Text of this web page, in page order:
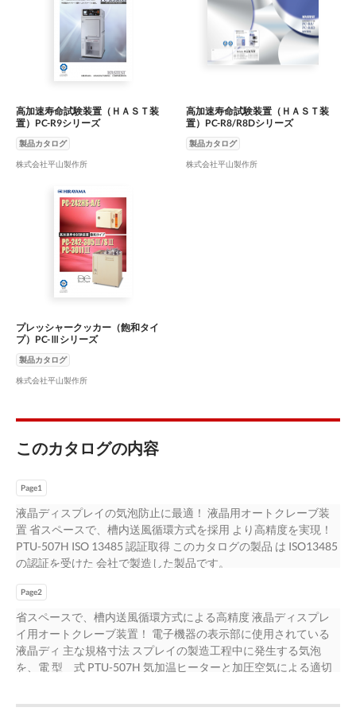
高加速寿命試験装置（ＨＡＳＴ装
置）PC-R9シリーズ
製品カタログ
株式会社平山製作所
高加速寿命試験装置（ＨＡＳＴ装
置）PC-R8/R8Dシリーズ
製品カタログ
株式会社平山製作所
プレッシャークッカー（飽和タイ
プ）PC-Ⅲシリーズ
製品カタログ
株式会社平山製作所
このカタログの内容
Page1
液晶ディスプレイの気泡防止に最適！ 液晶用オートクレーブ装
置 省スペースで、槽内送風循環方式を採用 より高精度を実現！
PTU-507H ISO 13485 認証取得 このカタログの製品 は ISO13485
の認証を受けた 会社で製造した製品です。
Page2
省スペースで、槽内送風循環方式による高精度 液晶ディスプレ
イ用オートクレーブ装置！ 電子機器の表示部に使用されている
液晶ディ 主な規格寸法 スプレイの製造工程中に発生する気泡
を、電 型 式 PTU-507H 気加温ヒーターと加圧空気による適切